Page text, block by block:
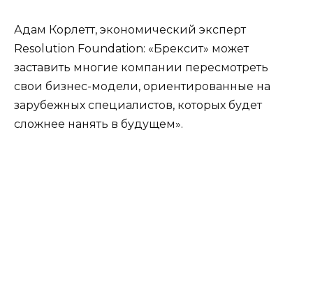
Адам Корлетт, экономический эксперт
Resolution Foundation: «Брексит» может
заставить многие компании пересмотреть
свои бизнес-модели, ориентированные на
зарубежных специалистов, которых будет
сложнее нанять в будущем».